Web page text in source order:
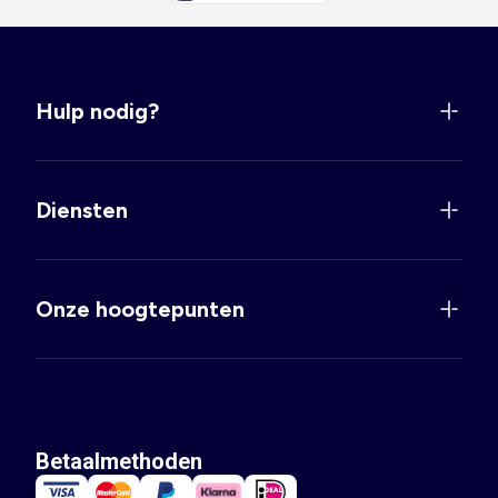
capuchon en ze is helemaal klaar om lekker te spelen of om juist te
Idee 2: Combineer een lange of driekwart legging eens met eenjurkje
Idee 3: Kies een legging met een afbeelding van bekend persoon uit
Hulp nodig?
Diensten
Onze hoogtepunten
Betaalmethoden